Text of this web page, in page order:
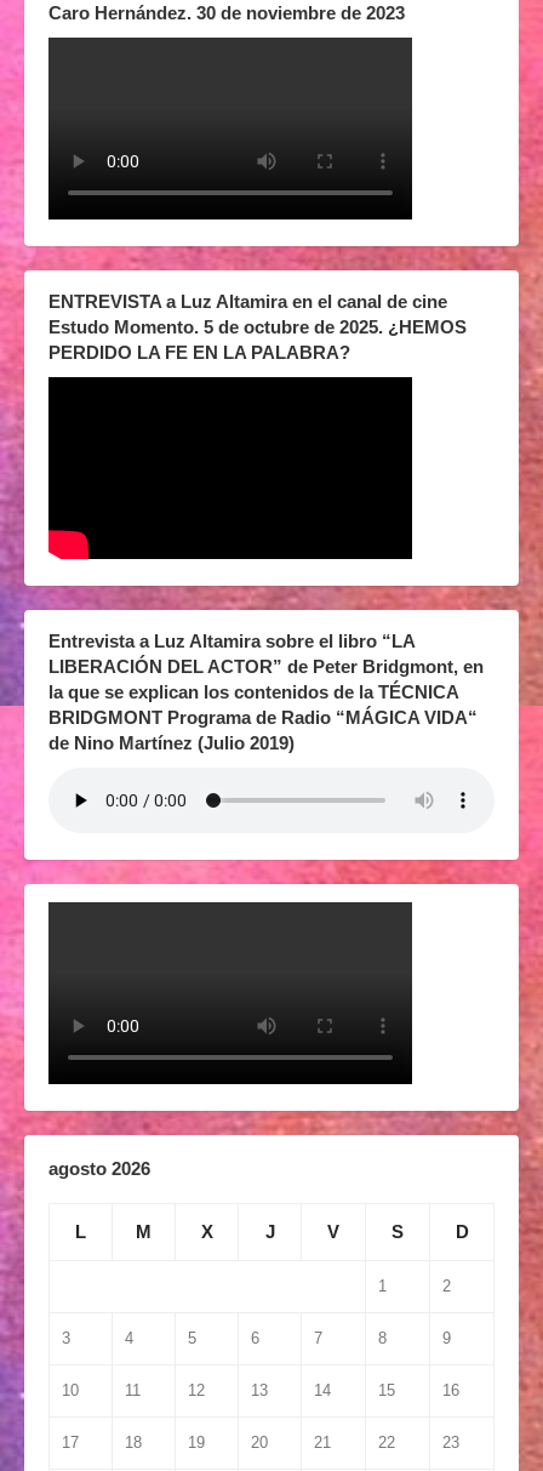
Caro Hernández. 30 de noviembre de 2023
ENTREVISTA a Luz Altamira en el canal de cine
Estudo Momento. 5 de octubre de 2025. ¿HEMOS
PERDIDO LA FE EN LA PALABRA?
Entrevista a Luz Altamira sobre el libro “LA
LIBERACIÓN DEL ACTOR” de Peter Bridgmont, en
la que se explican los contenidos de la TÉCNICA
BRIDGMONT Programa de Radio “MÁGICA VIDA“
de Nino Martínez (Julio 2019)
agosto 2026
L M X J V S D
1 2
3 4 5 6 7 8 9
10 11 12 13 14 15 16
17 18 19 20 21 22 23